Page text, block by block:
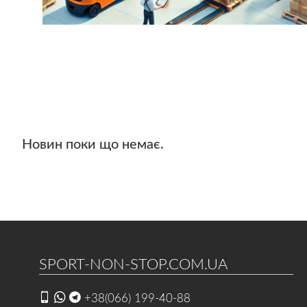
Новин поки що немає.
SPORT-NON-STOP.COM.UA
+38(066) 199-40-88